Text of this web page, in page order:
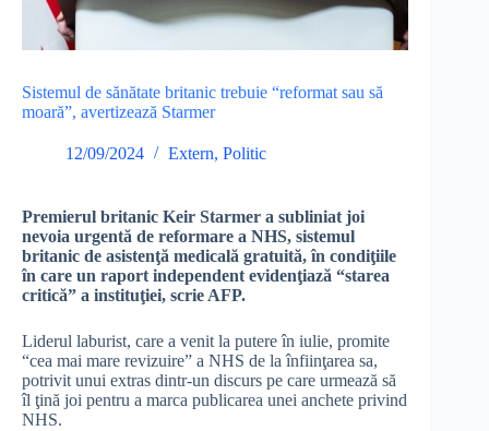
Sistemul de sănătate britanic trebuie “reformat sau să
moară”, avertizează Starmer
12/09/2024 Extern, Politic
Premierul britanic Keir Starmer a subliniat joi
nevoia urgentă de reformare a NHS, sistemul
britanic de asistenţă medicală gratuită, în condiţiile
în care un raport independent evidenţiază “starea
critică” a instituţiei, scrie AFP.
Liderul laburist, care a venit la putere în iulie, promite
“cea mai mare revizuire” a NHS de la înfiinţarea sa,
potrivit unui extras dintr-un discurs pe care urmează să
îl ţină joi pentru a marca publicarea unei anchete privind
NHS.